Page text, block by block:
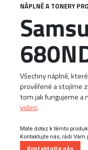
NÁPLNĚ A TONERY
Všechny náplně,
prověřené a stojíme
tom jak fungujeme a
video.
Máte dotaz k těmto
Kontaktujte nás, rádi Vám